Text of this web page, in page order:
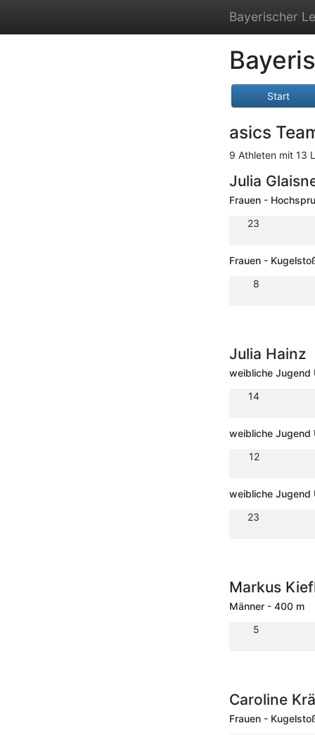
Bayerischer
Start
asics
9 Athleten mit 13
Julia
Frauen -
23
Frauen -
8
Julia Hainz
weibliche Jugend
14
weibliche Jugend
12
weibliche Jugend
23
Markus
Männer - 400 m
5
Caroline
Frauen -